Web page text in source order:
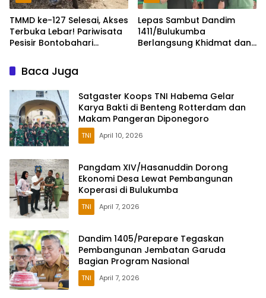
TMMD ke-127 Selesai, Akses
Terbuka Lebar! Pariwisata
Pesisir Bontobahari
Lepas Sambut Dandim
1411/Bulukumba
Berlangsung Khidmat dan
Baca Juga
Satgaster Koops TNI Habema Gelar
Karya Bakti di Benteng Rotterdam dan
Makam Pangeran Diponegoro
TNI April 10, 2026
Pangdam XIV/Hasanuddin Dorong
Ekonomi Desa Lewat Pembangunan
Koperasi di Bulukumba
TNI April 7, 2026
Dandim 1405/Parepare Tegaskan
Pembangunan Jembatan Garuda
Bagian Program Nasional
TNI April 7, 2026